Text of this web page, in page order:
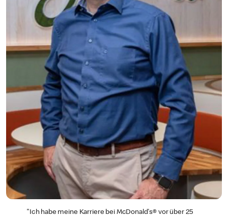
"Ich habe meine Karriere bei McDonald's® vor über 25